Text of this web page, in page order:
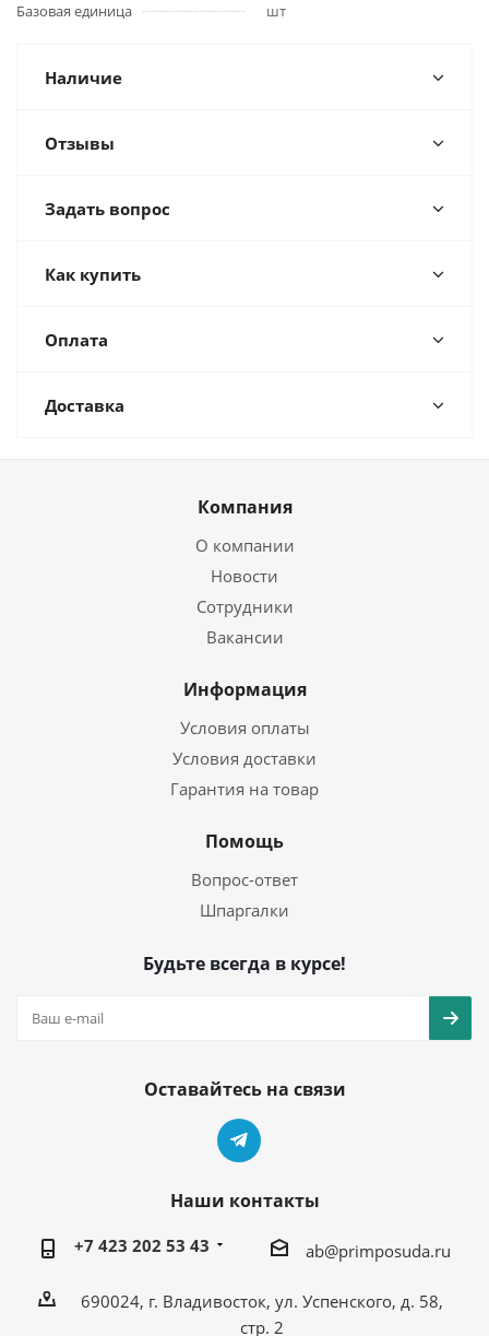
Базовая единица
шт
Наличие
Отзывы
Задать вопрос
Как купить
Оплата
Доставка
Компания
О компании
Новости
Сотрудники
Вакансии
Информация
Условия оплаты
Условия доставки
Гарантия на товар
Помощь
Вопрос-ответ
Шпаргалки
Будьте всегда в курсе!
Оставайтесь на связи
Наши контакты
+7 423 202 53 43 ab@primposuda.ru
690024, г. Владивосток, ул. Успенского, д. 58,
стр. 2